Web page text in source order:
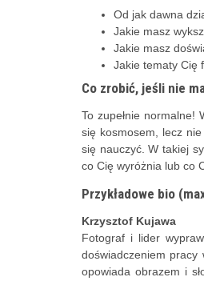
Od jak dawna
Jakie masz
Jakie masz
Jakie tematy Cię
Co zrobić, jeśli nie
To zupełnie normalne!
się kosmosem, lecz
się nauczyć. W takiej
co Cię wyróżnia lub co
Przykładowe bio
Krzysztof Kujawa
Fotograf i lider
doświadczeniem
opowiada obrazem i